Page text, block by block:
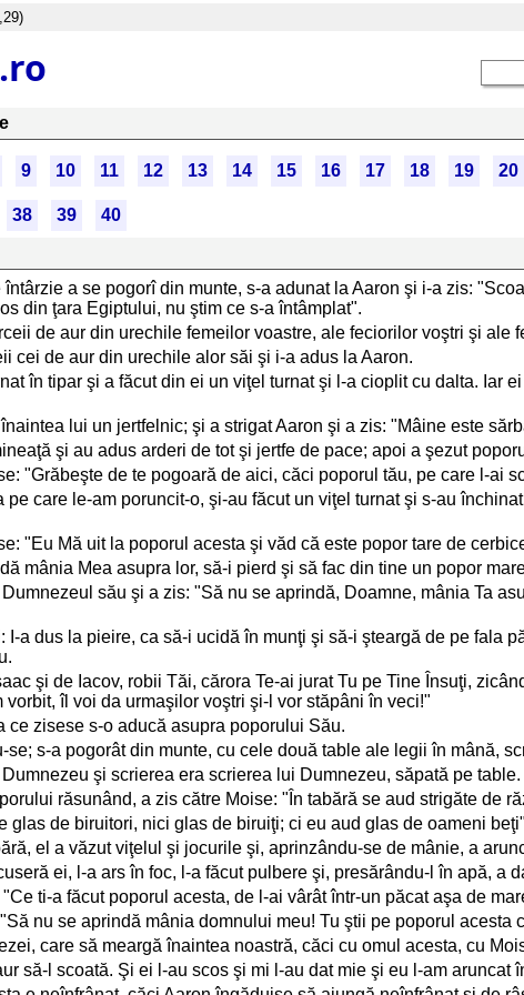
9 10 11 12 13 14 15 16 17 18 19 20
38 39
40
a se pogorî din munte, s-a adunat la Aaron şi i-a zis:
din ţara Egiptului, nu ştim ce s-a întâmplat".
de aur din urechile femeilor voastre, ale feciorilor voştri şi ale
cei de aur din urechile alor săi şi i-a adus la Aaron.
în tipar şi a făcut din ei un viţel turnat şi l-a cioplit cu dalta. Iar
lui un jertfelnic; şi a strigat Aaron şi a zis: "Mâine este
şi au adus arderi de tot şi jertfe de pace; apoi a şezut
"Grăbeşte de te pogoară de aici, căci poporul tău, pe care l-ai
care le-am poruncit-o, şi-au făcut un viţel turnat şi s-au
"Eu Mă uit la poporul acesta şi văd că este popor tare de
mânia Mea asupra lor, să-i pierd şi să fac din tine un popor
său şi a zis: "Să nu se aprindă, Doamne, mânia Ta
a dus la pieire, ca să-i ucidă în munţi şi să-i şteargă de pe fala
şi de Iacov, robii Tăi, cărora Te-ai jurat Tu pe Tine Însuţi,
vorbit, îl voi da urmaşilor voştri şi-l vor stăpâni în veci!"
ce zisese s-o aducă asupra poporului Său.
se; s-a pogorât din munte, cu cele două table ale legii în mână,
şi scrierea era scrierea lui Dumnezeu, săpată pe table.
răsunând, a zis către Moise: "În tabără se aud strigăte de
glas de biruitori, nici glas de biruiţi; ci eu aud glas de oameni
el a văzut viţelul şi jocurile şi, aprinzându-se de mânie, a
ei, l-a ars în foc, l-a făcut pulbere şi, presărându-l în apă, a
ti-a făcut poporul acesta, de l-ai vârât într-un păcat aşa de
nu se aprindă mânia domnului meu! Tu ştii pe poporul acesta
care să meargă înaintea noastră, căci cu omul acesta, cu
să-l scoată. Şi ei l-au scos şi mi l-au dat mie şi eu l-am aruncat